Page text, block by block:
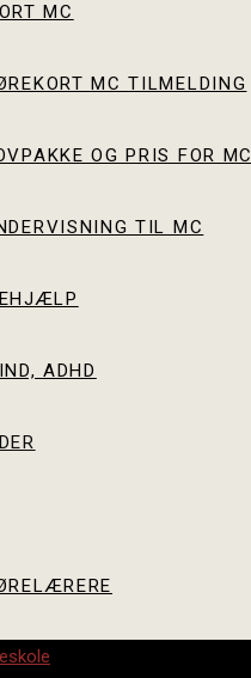
MC
MC TILMELDING
OG PRIS FOR MC
TIL MC
ADHD